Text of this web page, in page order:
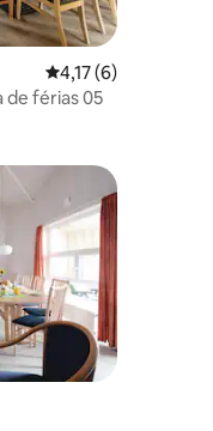
4,17 de uma
4,17 (6)
1 Casa de férias 05